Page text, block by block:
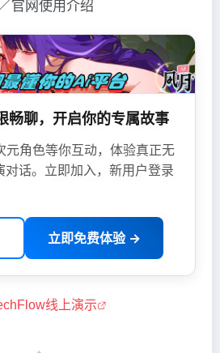
官网使用介绍
畅聊，开启你的专属故事
元角色等你互动，体验真正无
对话。立即加入，新用户登录
立即免费体验 →
线上演示